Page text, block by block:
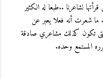
لشاعرنا ..طبعا له الكثير
شعرت أنه فعلا يعبر عن
تكون كذلك مشاعري صادقة
المستمع وحده.